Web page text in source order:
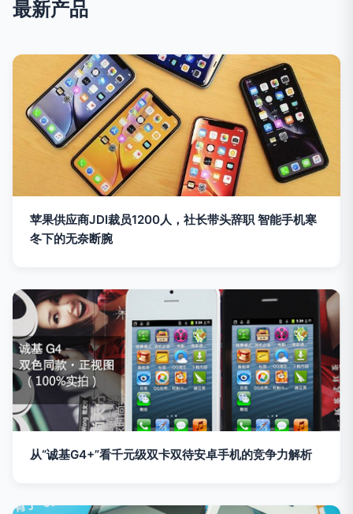
最新产品
苹果供应商JDI裁员1200人，社长带头辞职 智能手机寒
冬下的无奈断腕
从“诚基G4+”看千元级双卡双待安卓手机的竞争力解析